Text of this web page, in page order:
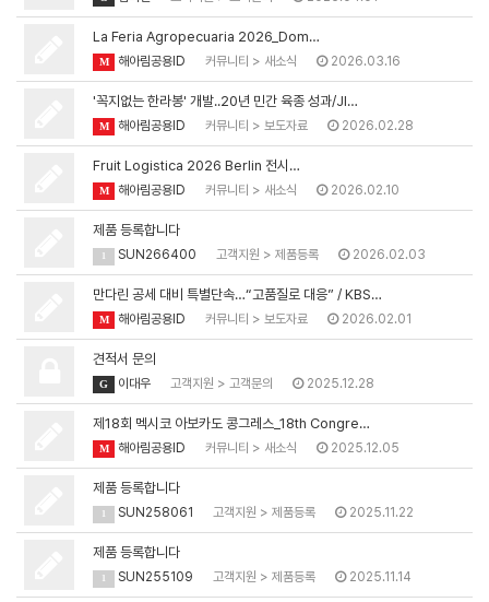
La Feria Agropecuaria 2026_Dom…
M 해아림공용ID 커뮤니티 > 새소식 2026.03.16
'꼭지없는 한라봉' 개발..20년 민간 육종 성과/JI…
M 해아림공용ID 커뮤니티 > 보도자료 2026.02.28
Fruit Logistica 2026 Berlin 전시…
M 해아림공용ID 커뮤니티 > 새소식 2026.02.10
제품 등록합니다
SUN266400 고객지원 > 제품등록 2026.02.03
만다린 공세 대비 특별단속…“고품질로 대응” / KBS…
M 해아림공용ID 커뮤니티 > 보도자료 2026.02.01
견적서 문의
G 이대우 고객지원 > 고객문의 2025.12.28
제18회 멕시코 아보카도 콩그레스_18th Congre…
M 해아림공용ID 커뮤니티 > 새소식 2025.12.05
제품 등록합니다
SUN258061 고객지원 > 제품등록 2025.11.22
제품 등록합니다
SUN255109 고객지원 > 제품등록 2025.11.14